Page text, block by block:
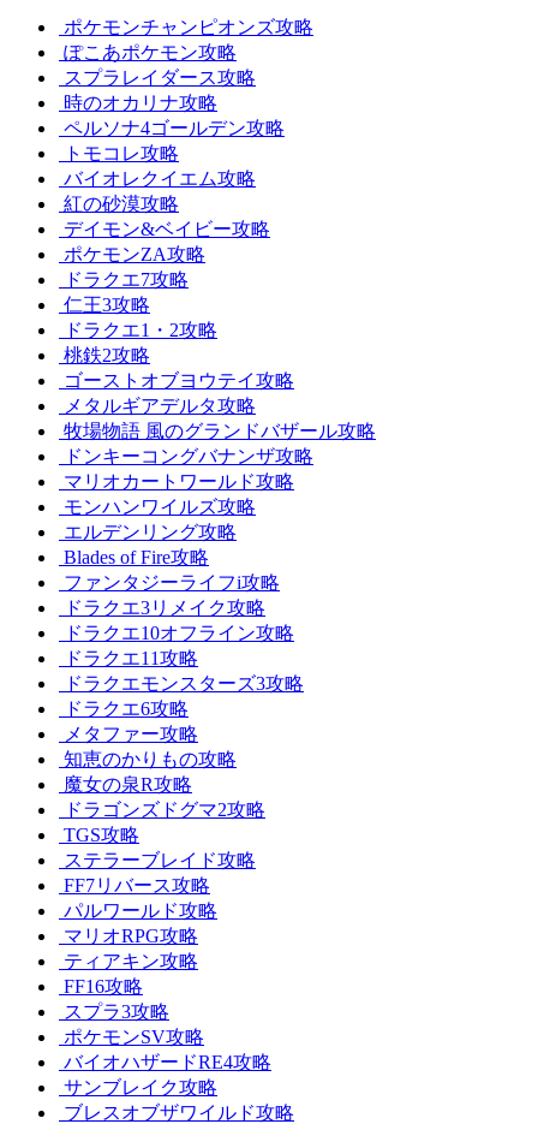
ポケモンチャンピオンズ攻略
ぽこあポケモン攻略
スプラレイダース攻略
時のオカリナ攻略
ペルソナ4ゴールデン攻略
トモコレ攻略
バイオレクイエム攻略
紅の砂漠攻略
デイモン&ベイビー攻略
ポケモンZA攻略
ドラクエ7攻略
仁王3攻略
ドラクエ1・2攻略
桃鉄2攻略
ゴーストオブヨウテイ攻略
メタルギアデルタ攻略
牧場物語 風のグランドバザール攻略
ドンキーコングバナンザ攻略
マリオカートワールド攻略
モンハンワイルズ攻略
エルデンリング攻略
Blades of Fire攻略
ファンタジーライフi攻略
ドラクエ3リメイク攻略
ドラクエ10オフライン攻略
ドラクエ11攻略
ドラクエモンスターズ3攻略
ドラクエ6攻略
メタファー攻略
知恵のかりもの攻略
魔女の泉R攻略
ドラゴンズドグマ2攻略
TGS攻略
ステラーブレイド攻略
FF7リバース攻略
パルワールド攻略
マリオRPG攻略
ティアキン攻略
FF16攻略
スプラ3攻略
ポケモンSV攻略
バイオハザードRE4攻略
サンブレイク攻略
ブレスオブザワイルド攻略